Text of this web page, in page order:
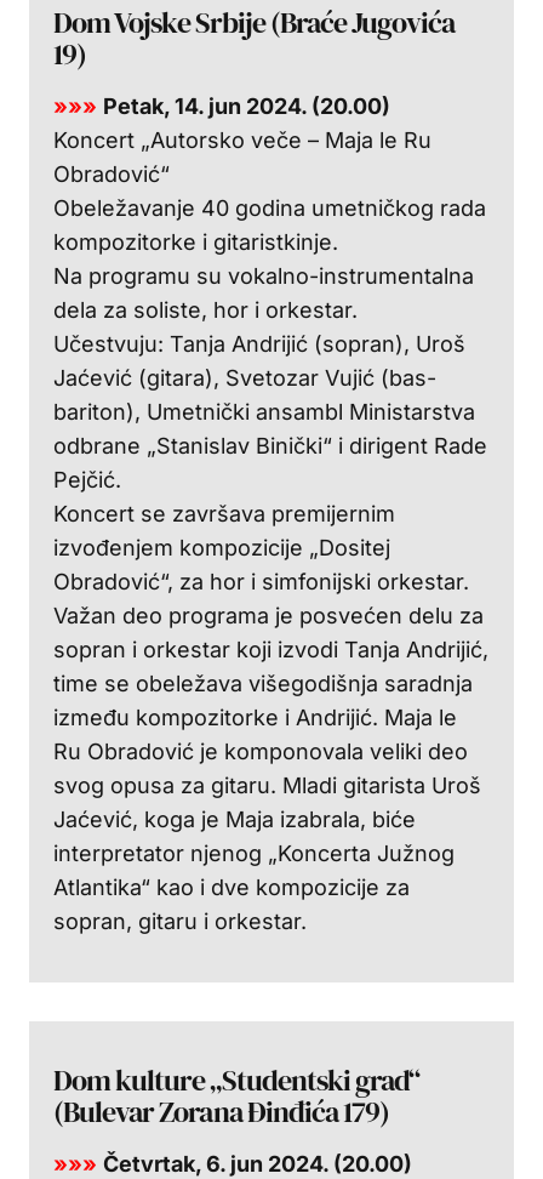
Dom Vojske Srbije (Braće Jugovića
19)
»»» Petak, 14. jun 2024. (20.00)
Koncert „Autorsko veče – Maja le Ru
Obradović“
Obeležavanje 40 godina umetničkog rada
kompozitorke i gitaristkinje.
Na programu su vokalno-instrumentalna
dela za soliste, hor i orkestar.
Učestvuju: Tanja Andrijić (sopran), Uroš
Jaćević (gitara), Svetozar Vujić (bas-
bariton), Umetnički ansambl Ministarstva
odbrane „Stanislav Binički“ i dirigent Rade
Pejčić.
Koncert se završava premijernim
izvođenjem kompozicije „Dositej
Obradović“, za hor i simfonijski orkestar.
Važan deo programa je posvećen delu za
sopran i orkestar koji izvodi Tanja Andrijić,
time se obeležava višegodišnja saradnja
između kompozitorke i Andrijić. Maja le
Ru Obradović je komponovala veliki deo
svog opusa za gitaru. Mladi gitarista Uroš
Jaćević, koga je Maja izabrala, biće
interpretator njenog „Koncerta Južnog
Atlantika“ kao i dve kompozicije za
sopran, gitaru i orkestar.
Dom kulture „Studentski grad“
(Bulevar Zorana Đinđića 179)
»»» Četvrtak, 6. jun 2024. (20.00)